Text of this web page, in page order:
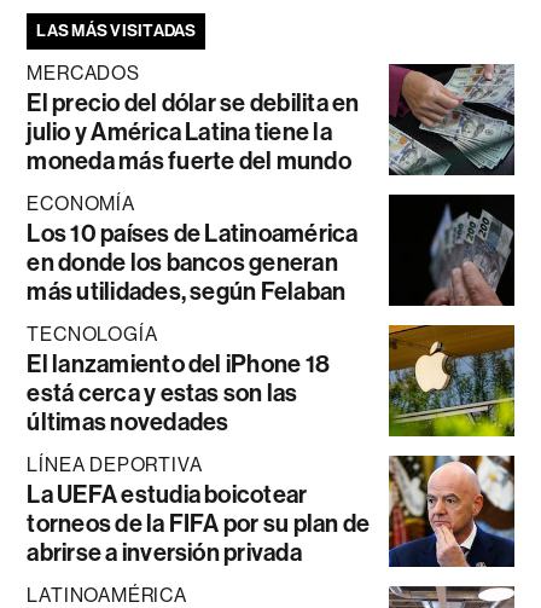
LAS MÁS VISITADAS
MERCADOS
El precio del dólar se debilita en
julio y América Latina tiene la
moneda más fuerte del mundo
ECONOMÍA
Los 10 países de Latinoamérica
en donde los bancos generan
más utilidades, según Felaban
TECNOLOGÍA
El lanzamiento del iPhone 18
está cerca y estas son las
últimas novedades
LÍNEA DEPORTIVA
La UEFA estudia boicotear
torneos de la FIFA por su plan de
abrirse a inversión privada
LATINOAMÉRICA